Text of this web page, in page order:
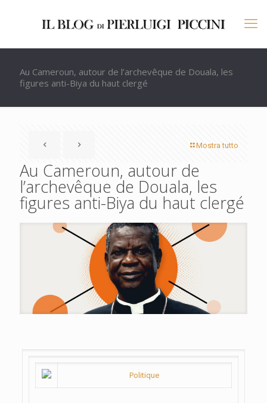
Au Cameroun, autour de l’archevêque de Douala, les
figures anti-Biya du haut clergé
Mostra tutto
Au Cameroun, autour de
l’archevêque de Douala, les
figures anti-Biya du haut clergé
Politique